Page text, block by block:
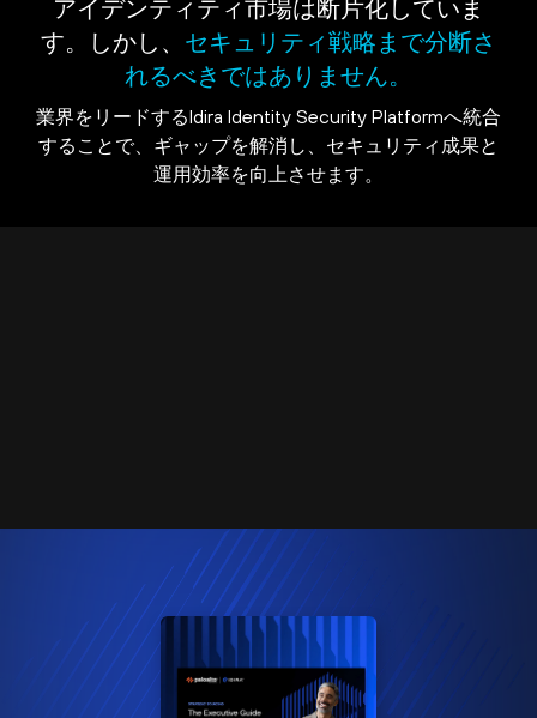
アイデンティティ市場は断片化していま
す。しかし、 セキュリティ戦略まで分断さ
れるべきではありません。
業界をリードするIdira Identity Security Platformへ統合
することで、ギャップを解消し、セキュリティ成果と
運用効率を向上させます。